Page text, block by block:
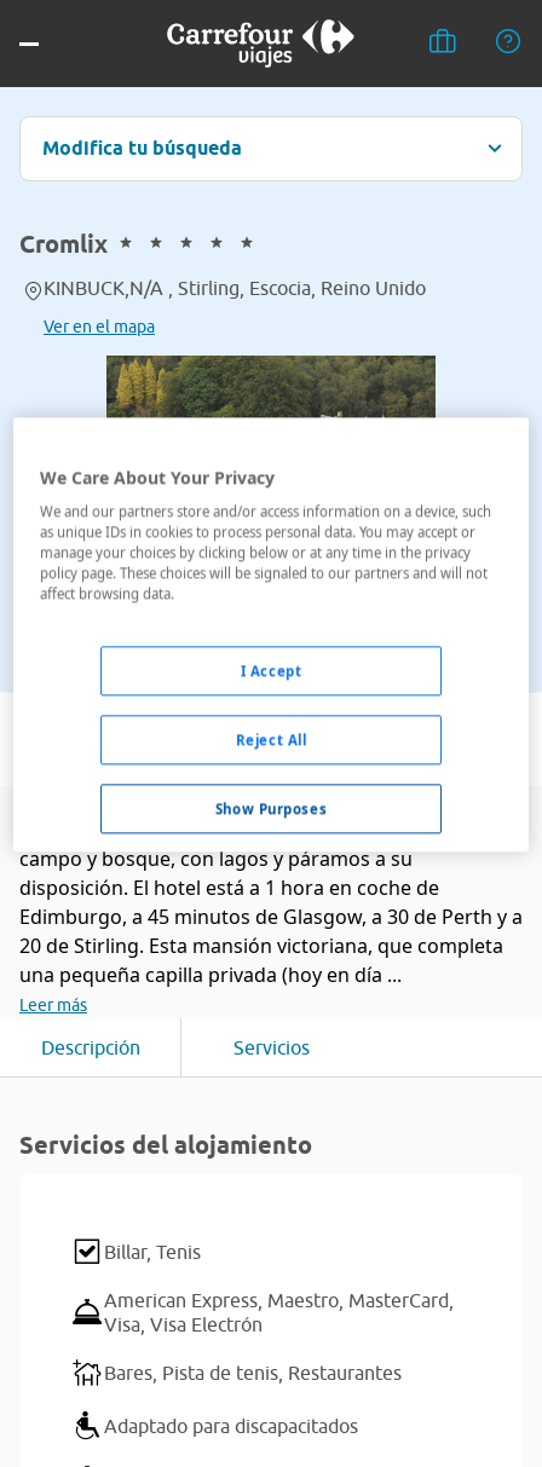
Modifica tu búsqueda
Cromlix
KINBUCK,N/A , Stirling, Escocia, Reino Unido
Ver en el mapa
Ver en el mapa
Está situado en un terreno retirado de 800 ha de
campo y bosque, con lagos y páramos a su
disposición. El hotel está a 1 hora en coche de
Edimburgo, a 45 minutos de Glasgow, a 30 de Perth y a
20 de Stirling. Esta mansión victoriana, que completa
una pequeña capilla privada (hoy en día ...
Leer más
Descripción Servicios
Servicios del alojamiento
Billar, Tenis
American Express, Maestro, MasterCard,
Visa, Visa Electrón
Bares, Pista de tenis, Restaurantes
Adaptado para discapacitados
We Care About Your Privacy
We and our partners store and/or access information on a device, such
as unique IDs in cookies to process personal data. You may accept or
manage your choices by clicking below or at any time in the privacy
policy page. These choices will be signaled to our partners and will not
affect browsing data.
Show Purposes
Reject All
I Accept